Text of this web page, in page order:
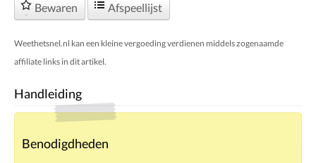
Bewaren Afspeellijst
Weethetsnel.nl kan een kleine vergoeding verdienen middels zogenaamde
affiliate links in dit artikel.
Handleiding
Benodigdheden